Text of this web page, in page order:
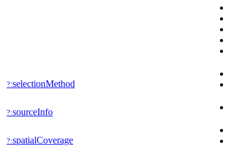
?:selectionMethod
?:sourceInfo
?:spatialCoverage